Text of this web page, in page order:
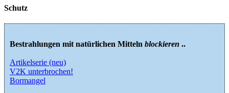
Schutz
Bestrahlungen mit natürlichen Mitteln blockieren ..
Artikelserie (neu)
V2K unterbrochen!
Bormangel